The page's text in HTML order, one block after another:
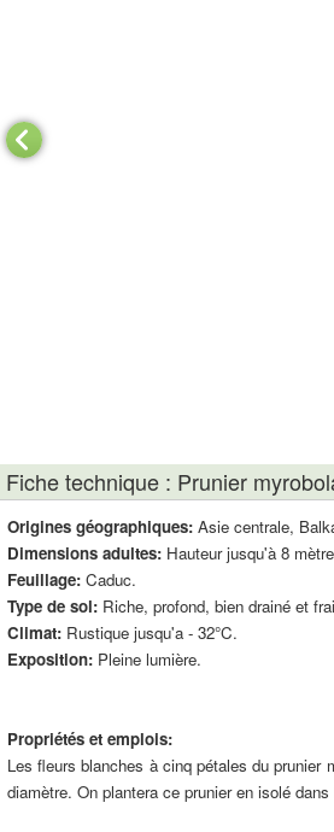
Fiche technique : Prunier
Origines géographiques: Asie centrale,
Dimensions adultes: Hauteur jusqu'à 8
Feuillage: Caduc.
Type de sol: Riche, profond, bien drainé et
Climat: Rustique jusqu'a - 32°C.
Exposition: Pleine lumière.
Propriétés et emplois:
Les fleurs blanches à cinq pétales du
diamètre. On plantera ce prunier en isolé